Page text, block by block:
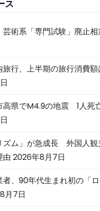
ス
術系「専門試験」廃止相
旅行、上半期の旅行消費
高県でM4.9の地震 1人死
ズム」が急成長 外国人
由 2026年8月7日
者、90年代生まれ初の「
月7日